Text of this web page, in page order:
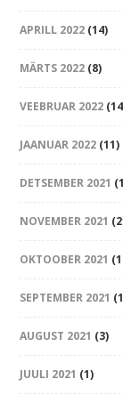
APRILL 2022 (14)
MÄRTS 2022 (8)
VEEBRUAR 2022
JAANUAR 2022 (11)
DETSEMBER 2021
NOVEMBER 2021
OKTOOBER 2021
SEPTEMBER 2021
AUGUST 2021 (3)
JUULI 2021 (1)